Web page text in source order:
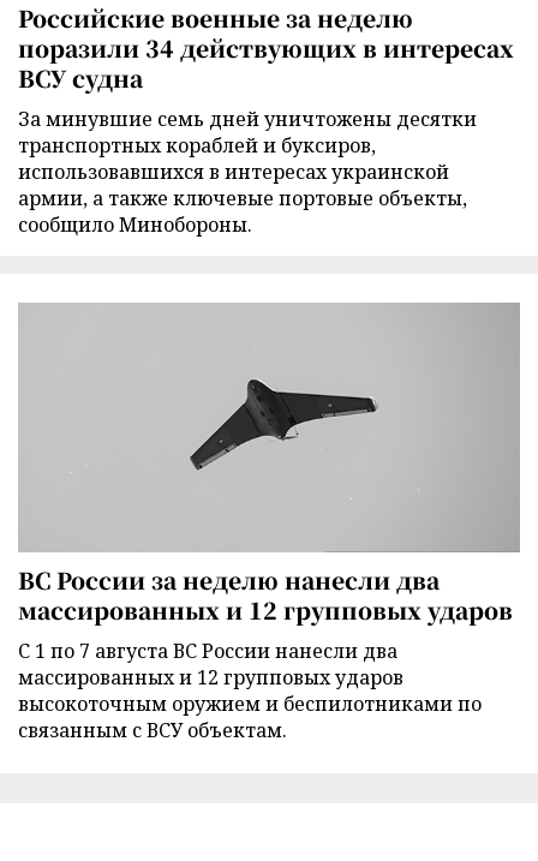
Российские военные за неделю
поразили 34 действующих в интересах
ВСУ судна
За минувшие семь дней уничтожены десятки
транспортных кораблей и буксиров,
использовавшихся в интересах украинской
армии, а также ключевые портовые объекты,
сообщило Минобороны.
ВС России за неделю нанесли два
массированных и 12 групповых ударов
С 1 по 7 августа ВС России нанесли два
массированных и 12 групповых ударов
высокоточным оружием и беспилотниками по
связанным с ВСУ объектам.